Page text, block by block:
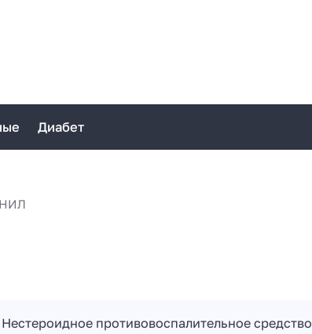
Диабет
Нестероидное противовоспалительное средство